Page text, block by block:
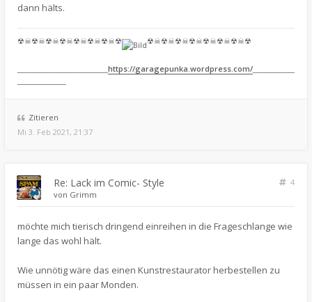
dann hälts.
☢☠☢☠☢☠☢☠☢☠☢☠☢☠☢ ☢☠☢☠☢☠☢☠☢☠☢☠☢☠☢
https://garagepunka.wordpress.com/
Zitieren
Mi 3. Feb 2021, 21:37
Re: Lack im Comic- Style
4
von Grimm
möchte mich tierisch dringend einreihen in die Frageschlange wie
lange das wohl hält.
Wie unnötig wäre das einen Kunstrestaurator herbestellen zu
müssen in ein paar Monden.